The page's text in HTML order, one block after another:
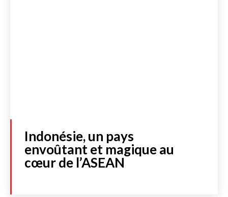
DOSSIERS SPÉCIAUX
FRANCE
INTERNATIONAL
Indonésie, un pays
envoûtant et magique au
cœur de l’ASEAN